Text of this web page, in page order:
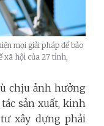
mọi giải pháp để bảo
xã hội của 27 tỉnh,
chịu ảnh hưởng
tác sản xuất, kinh
xây dựng phải